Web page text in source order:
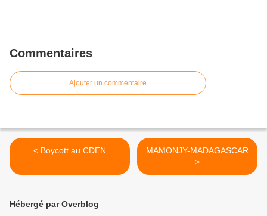
Commentaires
Ajouter un commentaire
< Boycott au CDEN
MAMONJY-MADAGASCAR
>
Hébergé par Overblog